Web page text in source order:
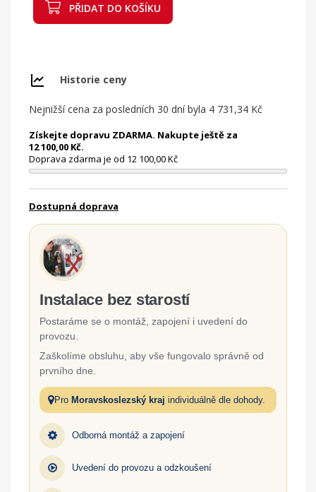
PŘIDAT DO KOŠÍKU
Historie ceny
Nejnižší cena za posledních 30 dní byla 4 731,34 Kč
Získejte dopravu ZDARMA. Nakupte ještě za
12 100,00 Kč.
Doprava zdarma je od 12 100,00 Kč
Dostupná doprava
Instalace bez starostí
Postaráme se o montáž, zapojení i uvedení do
provozu.
Zaškolíme obsluhu, aby vše fungovalo správně od
prvního dne.
Pro Moravskoslezský kraj individuálně dle dohody.
Odborná montáž a zapojení
Uvedení do provozu a odzkoušení